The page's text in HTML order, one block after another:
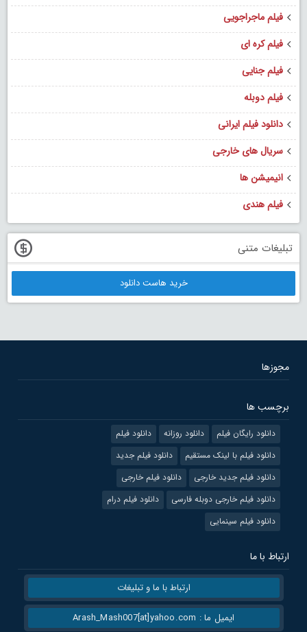
فیلم ماجراجویی
فیلم کره ای
فیلم جنایی
فیلم دوبله
دانلود فیلم ایرانی
سریال های خارجی
انیمیشن ها
فیلم هندی
تبلیغات متنی
خرید هاست دانلود
مجوزها
برچسب ها
دانلود رایگان فیلم دانلود روزانه
دانلود فیلم
دانلود فیلم با لینک مستقیم
دانلود فیلم جدید
دانلود فیلم جدید خارجی
دانلود فیلم خارجی
دانلود فیلم خارجی دوبله فارسی
دانلود فیلم درام
دانلود فیلم سینمایی
ارتباط با ما
ارتباط با ما و تبلیغات
ایمیل ما : Arash_Mash007[at]yahoo.com